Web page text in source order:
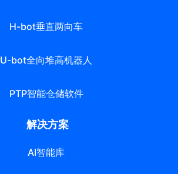
H-bot垂直两向车
U-bot全向堆高机器人
PTP智能仓储软件
解决方案
AI智能库